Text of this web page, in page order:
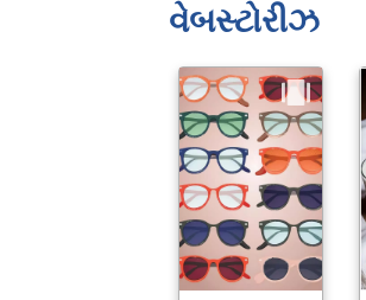
વેબસ્ટોરીઝ